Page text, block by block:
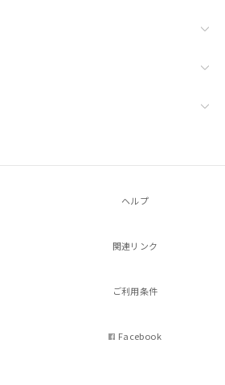
ヘルプ
関連リンク
ご利用条件
Facebook